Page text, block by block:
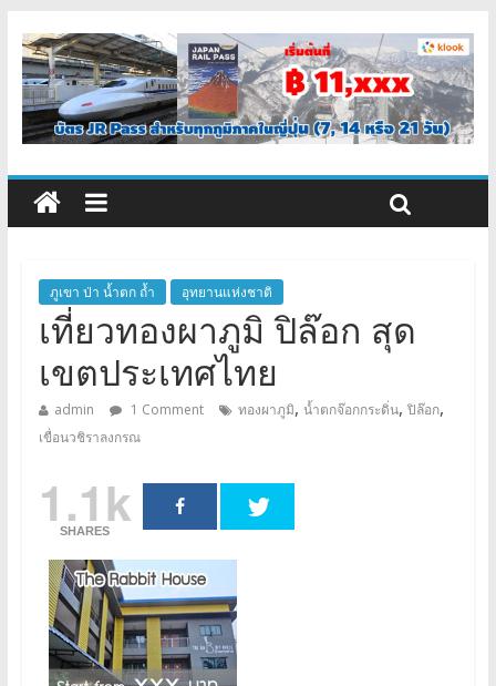
ภูเขา ป่า น้ำตก ถ้ำ อุทยานแห่งชาติ
เที่ยวทองผาภูมิ ปิล๊อก สุด
เขตประเทศไทย
admin 1 Comment ทองผาภูมิ, น้ำตกจ๊อกกระดิ่น,ปิล๊อก,
เขื่อนวชิราลงกรณ
1.1k
SHARES